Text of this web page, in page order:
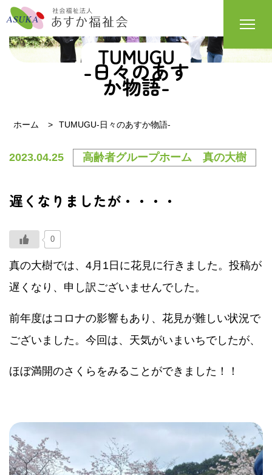
TUMUGU
-日々のあす
か物語-
ホーム TUMUGU-日々のあすか物語-
2023.04.25 高齢者グループホーム 真の大樹
遅くなりましたが・・・・
0
真の大樹では、4月1日に花見に行きました。投稿が
遅くなり、申し訳ございませんでした。
前年度はコロナの影響もあり、花見が難しい状況で
ございました。今回は、天気がいまいちでしたが、
ほぼ満開のさくらをみることができました！！